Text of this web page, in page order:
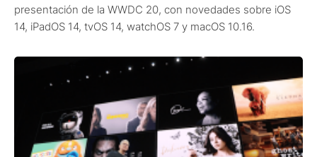
presentación de la WWDC 20, con novedades sobre iOS
14, iPadOS 14, tvOS 14, watchOS 7 y macOS 10.16.